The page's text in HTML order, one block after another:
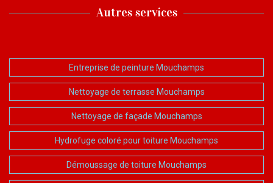
Autres services
Entreprise de peinture Mouchamps
Nettoyage de terrasse Mouchamps
Nettoyage de façade Mouchamps
Hydrofuge coloré pour toiture Mouchamps
Démoussage de toiture Mouchamps